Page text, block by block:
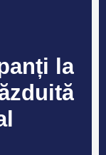
la